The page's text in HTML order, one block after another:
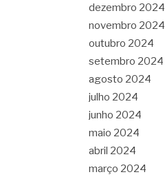
dezembro 2024
novembro 2024
outubro 2024
setembro 2024
agosto 2024
julho 2024
junho 2024
maio 2024
abril 2024
março 2024